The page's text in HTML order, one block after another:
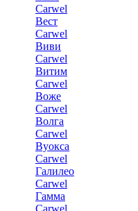
Carwel
Вест
Carwel
Виви
Carwel
Витим
Carwel
Воже
Carwel
Волга
Carwel
Вуокса
Carwel
Галилео
Carwel
Гамма
Carwel